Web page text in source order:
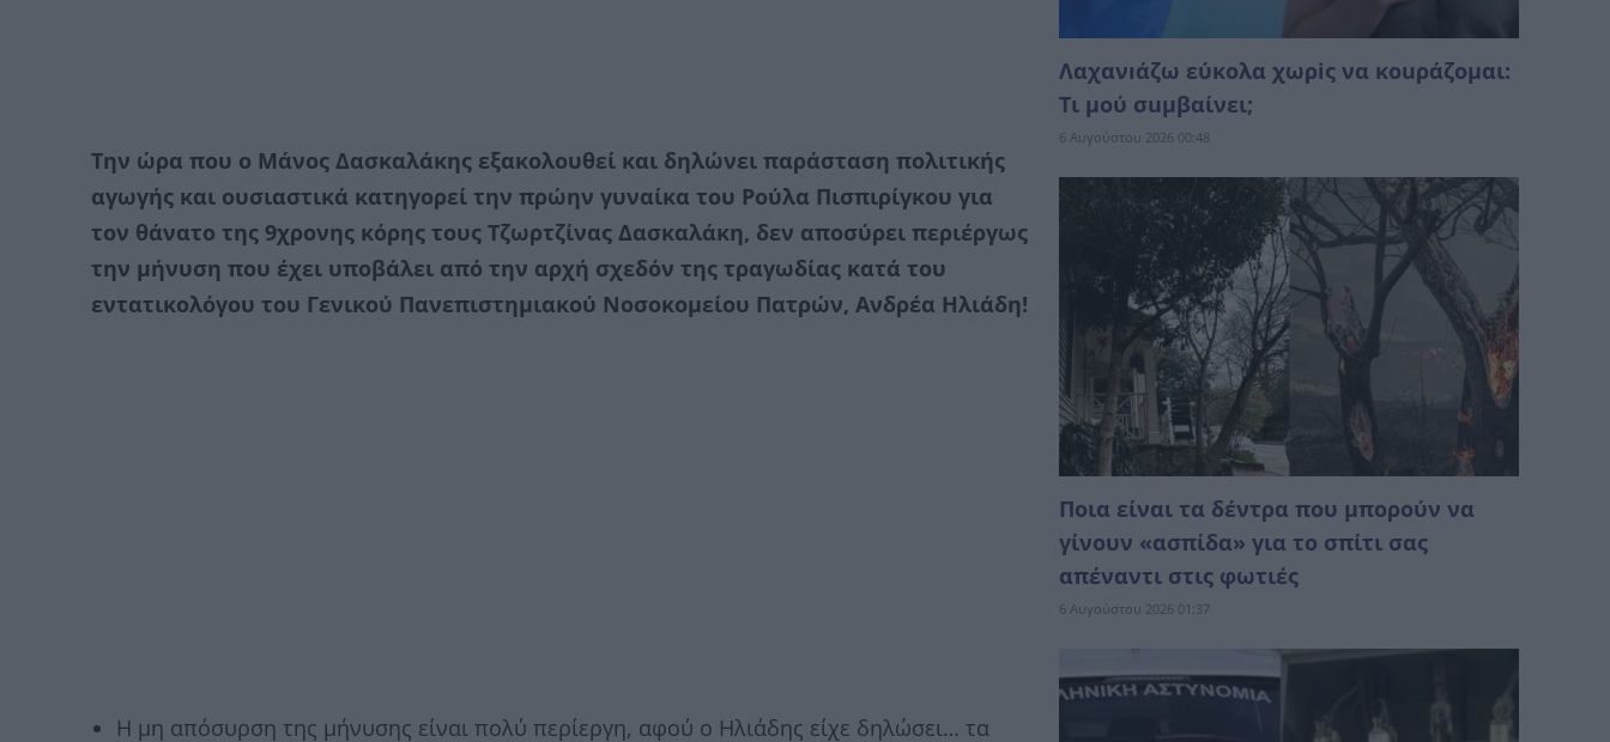
Την ώρα που ο Μάνος Δασκαλάκης εξακολουθεί και δηλώνει παράσταση πολιτικής
αγωγής και ουσιαστικά κατηγορεί την πρώην γυναίκα του Ρούλα Πισπιρίγκου για
τον θάνατο της 9χρονης κόρης τους Τζωρτζίνας Δασκαλάκη, δεν αποσύρει περιέργως
την μήνυση που έχει υποβάλει από την αρχή σχεδόν της τραγωδίας κατά του
εντατικολόγου του Γενικού Πανεπιστημιακού Νοσοκομείου Πατρών, Ανδρέα Ηλιάδη!
Η μη απόσυρση της μήνυσης είναι πολύ περίεργη, αφού ο Ηλιάδης είχε δηλώσει… τα
Λαχανıάζω εύκολα χωρiς να κοuράζομαι:
Τι μού σuμβαίνει;
6 Αυγούστου 2026 00:48
Ποια είναι τα δέντρα που μπορούν να
γίνουν «ασπίδα» για το σπίτι σας
απέναντι στις φωτιές
6 Αυγούστου 2026 01:37